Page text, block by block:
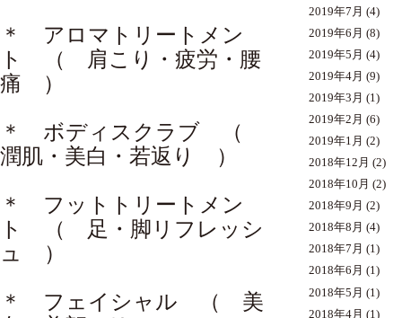
＊ アロマトリートメン
ト （ 肩こり・疲労・腰
痛 ）
＊ ボディスクラブ （
潤肌・美白・若返り ）
＊ フットトリートメン
ト （ 足・脚リフレッシ
ュ ）
＊ フェイシャル （ 美
2019年7月 (4)
2019年6月 (8)
2019年5月 (4)
2019年4月 (9)
2019年3月 (1)
2019年2月 (6)
2019年1月 (2)
2018年12月 (2)
2018年10月 (2)
2018年9月 (2)
2018年8月 (4)
2018年7月 (1)
2018年6月 (1)
2018年5月 (1)
2018年4月 (1)